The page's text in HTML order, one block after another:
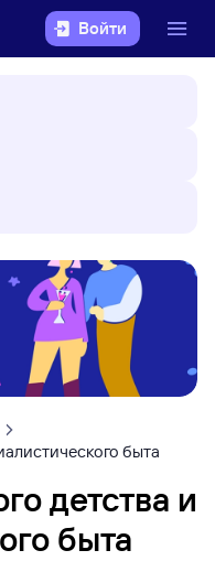
Войти
быта
детства и
быта